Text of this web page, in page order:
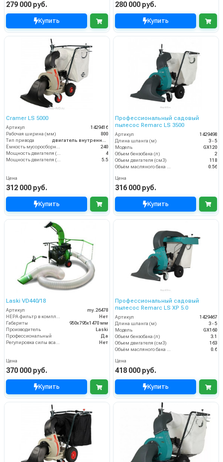
279 000 руб.
Купить
280 000 руб.
Купить
Cramer LS 5000
Артикул
1429416
Рабочая ширина (мм)
800
Тип привода
240
4
5.5
Цена
312 000 руб.
Купить
Профессиональный садовый
пылесос Remarc LS 3500
Артикул
1429498
Длина шланга (м)
3 - 5
Модель
GX120
Объем бензобака (л)
2
Объем двигателя (см3)
118
0.56
Цена
316 000 руб.
Купить
Laski VD440/18
Артикул
my.26478
HEPA фильтр в комплекте
Нет
Габариты
950х795х1470 мм
Производитель
Laski
Профессиональный
Да
Регулировка силы всасывания
Нет
Цена
370 000 руб.
Купить
Профессиональный садовый
пылесос Remarc LS XP 5.0
Артикул
1429467
Длина шланга (м)
3 - 5
Модель
GX160
Объем бензобака (л)
3.1
Объем двигателя (см3)
163
Объём масляного бака (л)
0.6
Цена
418 000 руб.
Купить